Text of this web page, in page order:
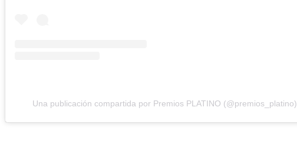
Una publicación compartida por Premios PLATINO (@premios_platino)